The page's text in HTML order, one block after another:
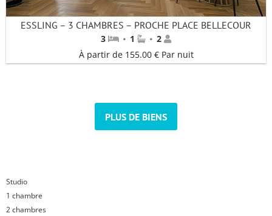
ESSLING – 3 CHAMBRES – PROCHE PLACE BELLECOUR
3 · 1 · 2
À partir de 155.00 € Par nuit
PLUS DE BIENS
Studio
1 chambre
2 chambres